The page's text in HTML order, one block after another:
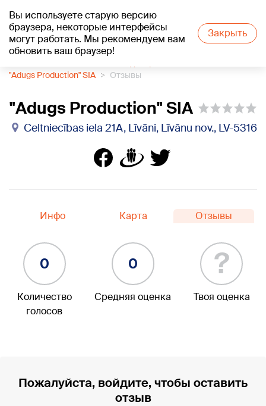
Вы используете старую версию
браузера, некоторые интерфейсы
могут работать. Мы рекомендуем вам
обновить ваш браузер!
Закрыть
+22°C
"Adugs Production" SIA
Отзывы
"Adugs Production" SIA
Celtniecības iela 21A, Līvāni, Līvānu nov., LV-5316
Инфо Карта Отзывы
0
Количество
голосов
0
Средняя оценка
?
Твоя оценка
Пожалуйста, войдите, чтобы оставить
отзыв